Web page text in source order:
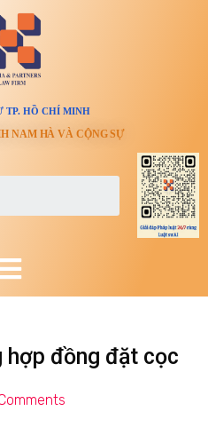
TP. HỒ CHÍ MINH
NAM HÀ VÀ CỘNG SỰ
đồng đặt cọc